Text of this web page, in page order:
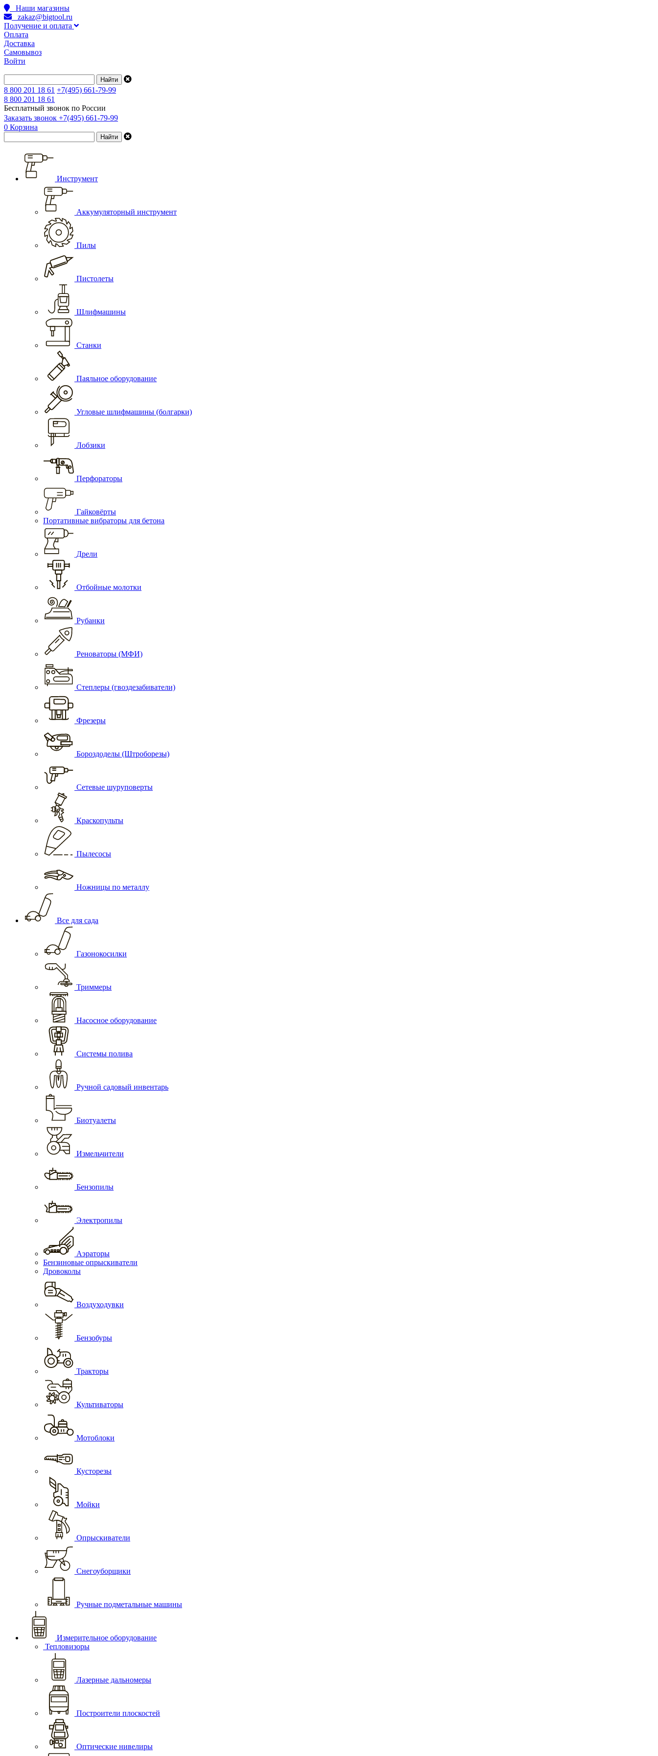
Наши магазины
zakaz@bigtool.ru
Получение и оплата
Оплата
Доставка
Самовывоз
Войти
8 800 201 18 61 +7(495) 661-79-99
8 800 201 18 61
Бесплатный звонок по России
Заказать звонок +7(495) 661-79-99
0 Корзина
Инструмент
Аккумуляторный инструмент
Пилы
Пистолеты
Шлифмашины
Станки
Паяльное оборудование
Угловые шлифмашины (болгарки)
Лобзики
Перфораторы
Гайковёрты
Портативные вибраторы для бетона
Дрели
Отбойные молотки
Рубанки
Реноваторы (МФИ)
Степлеры (гвоздезабиватели)
Фрезеры
Бороздоделы (Штроборезы)
Сетевые шуруповерты
Краскопульты
Пылесосы
Ножницы по металлу
Все для сада
Газонокосилки
Триммеры
Насосное оборудование
Системы полива
Ручной садовый инвентарь
Биотуалеты
Измельчители
Бензопилы
Электропилы
Аэраторы
Бензиновые опрыскиватели
Дровоколы
Воздуходувки
Бензобуры
Тракторы
Культиваторы
Мотоблоки
Кусторезы
Мойки
Опрыскиватели
Снегоуборщики
Ручные подметальные машины
Измерительное оборудование
Тепловизоры
Лазерные дальномеры
Построители плоскостей
Оптические нивелиры